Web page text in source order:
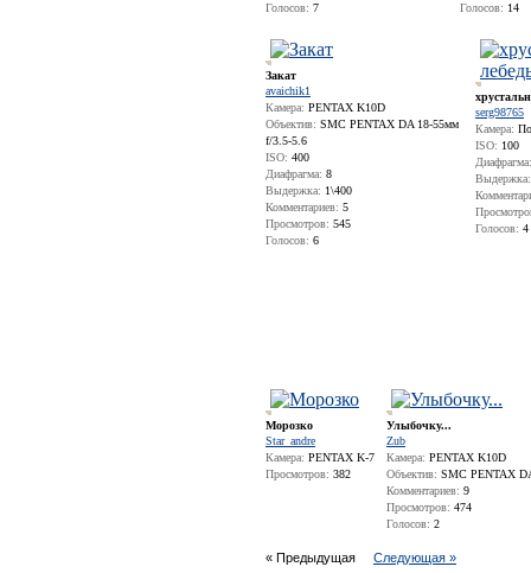
Голосов: 7
Голосов: 14
Закат
avaichik1
Камера: PENTAX K10D
Объектив: SMC PENTAX DA 18-55мм
f/3.5-5.6
ISO: 400
Диафрагма: 8
Выдержка: 1\400
Комментариев: 5
Просмотров: 545
Голосов: 6
serg98765
Камера:
ISO: 100
Диафрагма:
Выдержка:
Голосов: 4
Морозко
Star_andre
Камера: PENTAX K-7
Просмотров: 382
Улыбочку...
Zub
Камера: PENTAX K10D
Объектив: SMC PENTAX
Комментариев: 9
Просмотров: 474
Голосов: 2
« Предыдущая Следующая »